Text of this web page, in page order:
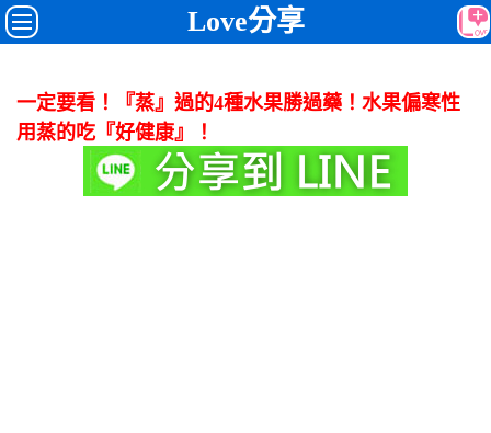
Love分享
一定要看！『蒸』過的4種水果勝過藥！水果偏寒性
用蒸的吃『好健康』！